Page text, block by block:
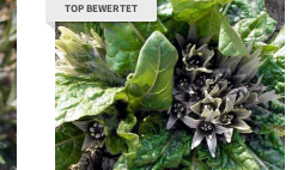
TOP BEWERTET